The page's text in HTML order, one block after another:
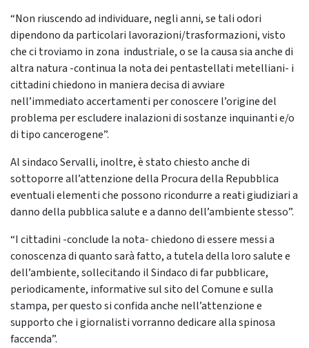
“Non riuscendo ad individuare, negli anni, se tali odori
dipendono da particolari lavorazioni/trasformazioni, visto
che ci troviamo in zona industriale, o se la causa sia anche di
altra natura -continua la nota dei pentastellati metelliani- i
cittadini chiedono in maniera decisa di avviare
nell’immediato accertamenti per conoscere l’origine del
problema per escludere inalazioni di sostanze inquinanti e/o
di tipo cancerogene”.
Al sindaco Servalli, inoltre, è stato chiesto anche di
sottoporre all’attenzione della Procura della Repubblica
eventuali elementi che possono ricondurre a reati giudiziari a
danno della pubblica salute e a danno dell’ambiente stesso”.
“I cittadini -conclude la nota- chiedono di essere messi a
conoscenza di quanto sarà fatto, a tutela della loro salute e
dell’ambiente, sollecitando il Sindaco di far pubblicare,
periodicamente, informative sul sito del Comune e sulla
stampa, per questo si confida anche nell’attenzione e
supporto che i giornalisti vorranno dedicare alla spinosa
faccenda”.